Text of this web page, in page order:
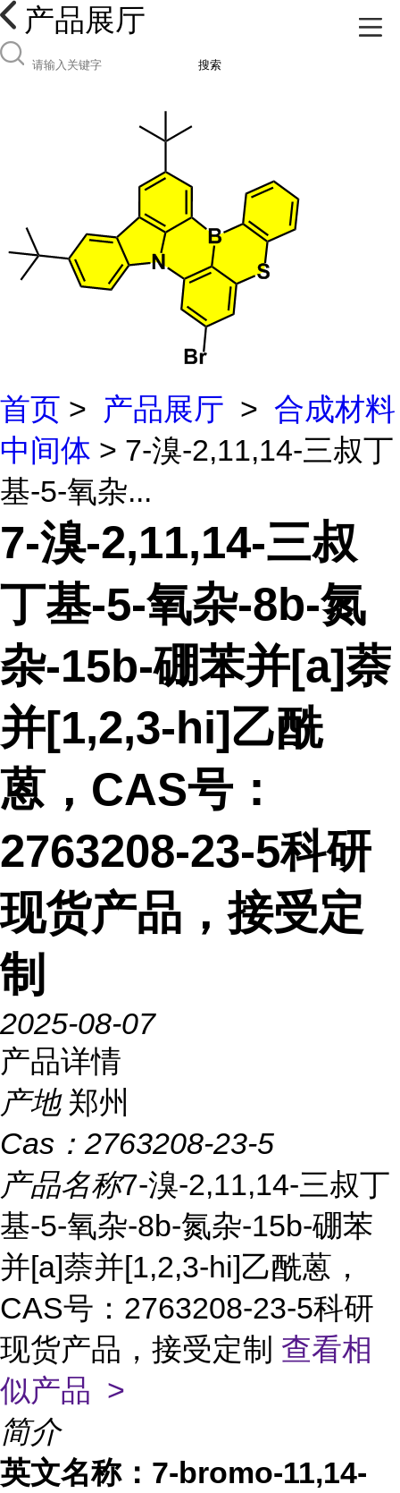
产品展厅
搜索
首页 > 产品展厅 > 合成材料
中间体 > 7-溴-2,11,14-三叔丁
基-5-氧杂...
7-溴-2,11,14-三叔
丁基-5-氧杂-8b-氮
杂-15b-硼苯并[a]萘
并[1,2,3-hi]乙酰
蒽，CAS号：
2763208-23-5科研
现货产品，接受定
制
2025-08-07
产品详情
产地 郑州
Cas： 2763208-23-5
产品名称7-溴-2,11,14-三叔丁
基-5-氧杂-8b-氮杂-15b-硼苯
并[a]萘并[1,2,3-hi]乙酰蒽，
CAS号：2763208-23-5科研
现货产品，接受定制 查看相
似产品 >
简介
英文名称： 7-bromo-11,14-